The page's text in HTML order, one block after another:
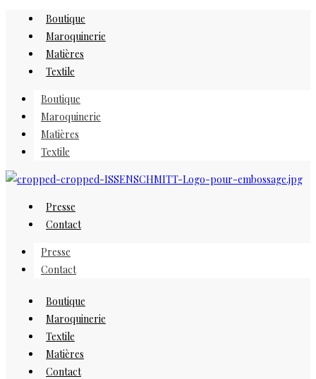
content
Boutique
Maroquinerie
Matières
Textile
Boutique
Maroquinerie
Matières
Textile
Presse
Contact
Presse
Contact
Boutique
Maroquinerie
Textile
Matières
Contact